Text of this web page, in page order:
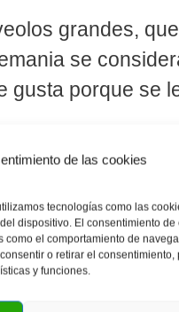
de las cookies
tecnologías como las
dispositivo. El consentimiento de
el comportamiento de
o retirar el consentimiento,
y funciones.
grandes,
se
gusta porque se
de una masa